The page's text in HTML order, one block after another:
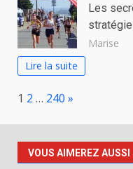
Les
Marise
Lire la suite
Page:
1 2 … 240 Next
»
VOUS AIMEREZ AUSSI